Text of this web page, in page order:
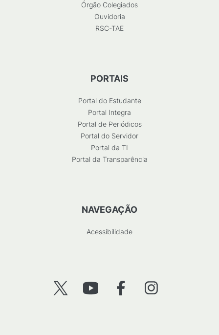
Órgão Colegiados
Ouvidoria
RSC-TAE
PORTAIS
Portal do Estudante
Portal Integra
Portal de Periódicos
Portal do Servidor
Portal da TI
Portal da Transparência
NAVEGAÇÃO
Acessibilidade